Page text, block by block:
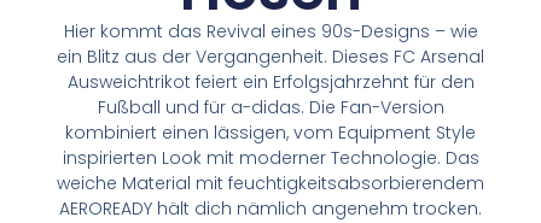
Hier kommt das Revival eines 90s-Designs – wie
ein Blitz aus der Vergangenheit. Dieses FC Arsenal
Ausweichtrikot feiert ein Erfolgsjahrzehnt für den
Fußball und für a-didas. Die Fan-Version
kombiniert einen lässigen, vom Equipment Style
inspirierten Look mit moderner Technologie. Das
weiche Material mit feuchtigkeitsabsorbierendem
AEROREADY hält dich nämlich angenehm trocken.